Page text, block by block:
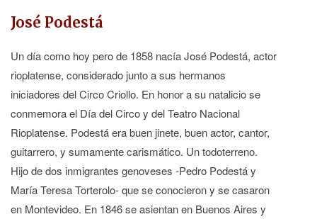
José Podestá
Un día como hoy pero de 1858 nacía José Podestá, actor
rioplatense, considerado junto a sus hermanos
iniciadores del Circo Criollo. En honor a su natalicio se
conmemora el Día del Circo y del Teatro Nacional
Rioplatense. Podestá era buen jinete, buen actor, cantor,
guitarrero, y sumamente carismático. Un todoterreno.
Hijo de dos inmigrantes genoveses -Pedro Podestá y
María Teresa Torterolo- que se conocieron y se casaron
en Montevideo. En 1846 se asientan en Buenos Aires y